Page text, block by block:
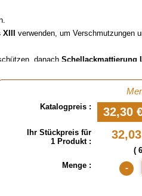
verwenden, um Verschmutzungen
danach Schellackmattierung
Katalogpreis : 32,30
Ihr Stückpreis für
1 Produkt :
32,03
(
Menge :
-